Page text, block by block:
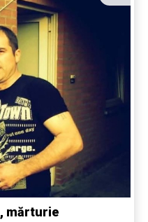
mărturie